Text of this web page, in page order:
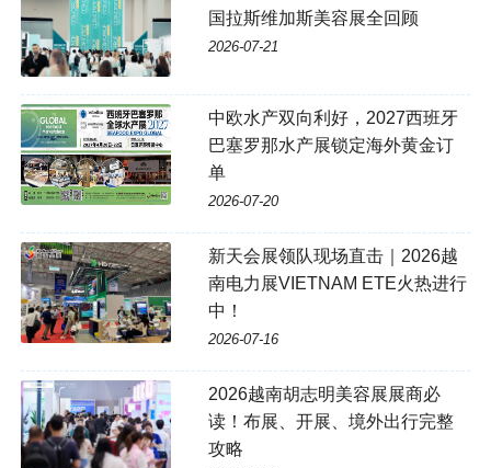
国拉斯维加斯美容展全回顾
2026-07-21
中欧水产双向利好，2027西班牙
巴塞罗那水产展锁定海外黄金订
单
2026-07-20
新天会展领队现场直击｜2026越
南电力展VIETNAM ETE火热进行
中！
2026-07-16
2026越南胡志明美容展展商必
读！布展、开展、境外出行完整
攻略